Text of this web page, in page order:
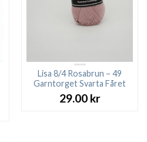
Lisa 8/4 Rosabrun – 49
Garntorget Svarta Fåret
29.00 kr